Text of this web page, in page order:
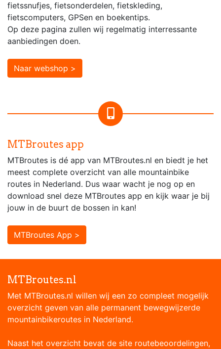
fietssnufjes, fietsonderdelen, fietskleding,
fietscomputers, GPSen en boekentips.
Op deze pagina zullen wij regelmatig interressante
aanbiedingen doen.
Naar webshop >
MTBroutes app
MTBroutes is dé app van MTBroutes.nl en biedt je het
meest complete overzicht van alle mountainbike
routes in Nederland. Dus waar wacht je nog op en
download snel deze MTBroutes app en kijk waar je bij
jouw in de buurt de bossen in kan!
MTBroutes App >
MTBroutes.nl
Met MTBroutes.nl willen wij een zo compleet mogelijk
overzicht geven van alle permanent bewegwijzerde
mountainbikeroutes in Nederland.
Naast het overzicht bevat de site routebeoordelingen,